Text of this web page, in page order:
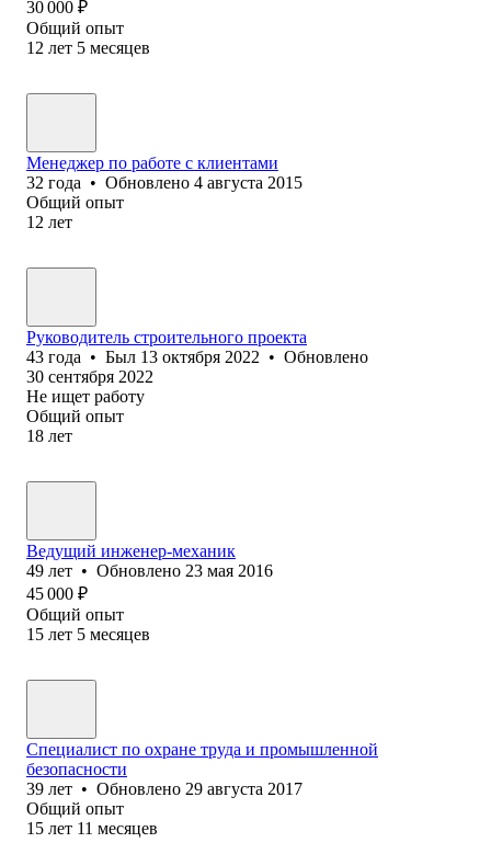
30 000 ₽
Общий опыт
12 лет 5 месяцев
Менеджер по работе с клиентами
32 года • Обновлено 4 августа 2015
Общий опыт
12 лет
Руководитель строительного проекта
43 года • Был 13 октября 2022 • Обновлено
30 сентября 2022
Не ищет работу
Общий опыт
18 лет
Ведущий инженер-механик
49 лет • Обновлено 23 мая 2016
45 000 ₽
Общий опыт
15 лет 5 месяцев
Специалист по охране труда и промышленной
безопасности
39 лет • Обновлено 29 августа 2017
Общий опыт
15 лет 11 месяцев